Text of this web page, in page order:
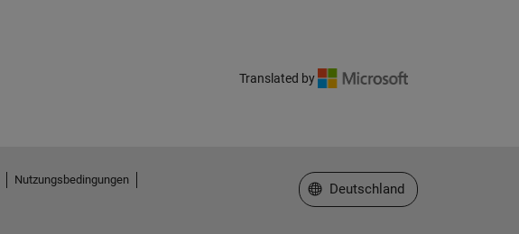
Translated by
Nutzungsbedingungen
Website auswählen
Deutschland